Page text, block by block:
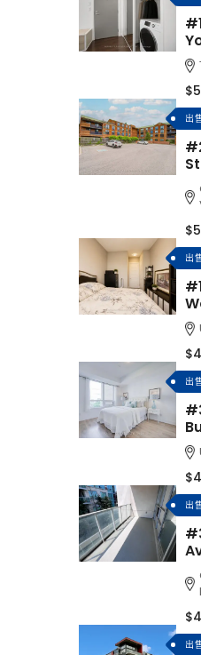
出
St
出
出
出
出